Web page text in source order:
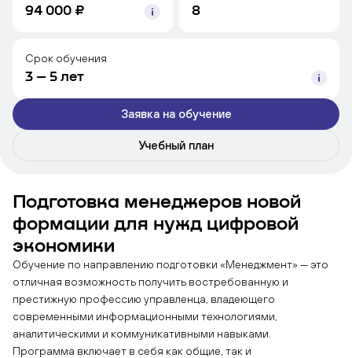
Заявка на обучение
Учебный план
94 000 ₽ 8
Срок обучения
3 – 5 лет
Подготовка менеджеров новой
формации для нужд цифровой
экономики
Обучение по направлению подготовки «Менеджмент» — это
отличная возможность получить востребованную и
престижную профессию управленца, владеющего
современными информационными технологиями,
аналитическими и коммуникативными навыками.
Программа включает в себя как общие, так и